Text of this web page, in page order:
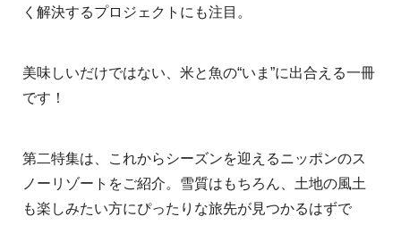
く解決するプロジェクトにも注目。
美味しいだけではない、米と魚の“いま”に出合える一冊
です！
第二特集は、これからシーズンを迎えるニッポンのス
ノーリゾートをご紹介。雪質はもちろん、土地の風土
も楽しみたい方にぴったりな旅先が見つかるはずで